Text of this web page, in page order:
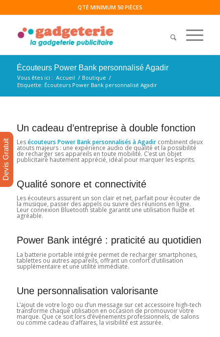
QTÉ MINIMUM 50 PIÈCES
Écouteurs Power Bank personnalisé Agadir
Vous êtes ici : Accueil / Boutique /
Etiquette: Écouteurs Power Bank personnalisé Agadir
Un cadeau d’entreprise à double fonction
Lesécouteurs Power Bank personnalisés à Agadircombinent deux
atouts majeurs : une expérience audio de qualité et la possibilité
de recharger ses appareils en toute mobilité. C’est un objet
publicitaire hautement apprécié, idéal pour marquer les esprits.
Qualité sonore et connectivité
Les écouteurs assurent un son clair et net, parfait pour écouter de
la musique, passer des appels ou suivre des réunions en ligne.
Leur connexion Bluetooth stable garantit une utilisation fluide et
agréable.
Power Bank intégré : praticité au quotidien
La batterie portable intégrée permet de recharger smartphones,
tablettes ou autres appareils, offrant un confort d’utilisation
supplémentaire et une utilité immédiate.
Une personnalisation valorisante
L’ajout de votre logo ou d’un message sur cet accessoire high-tech
transforme chaque utilisation en occasion de promouvoir votre
marque. Que ce soit lors d’événements professionnels, de salons
ou comme cadeau d’affaires, la visibilité est assurée.
Devis Gratuit